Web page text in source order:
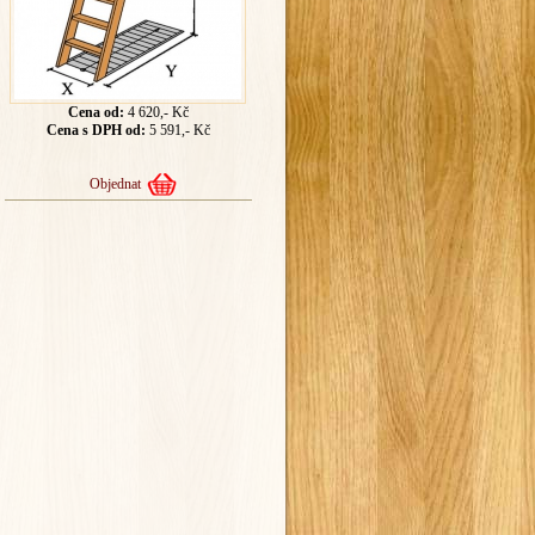
Cena od: 4 620,- Kč
Cena s DPH od: 5 591,- Kč
Objednat